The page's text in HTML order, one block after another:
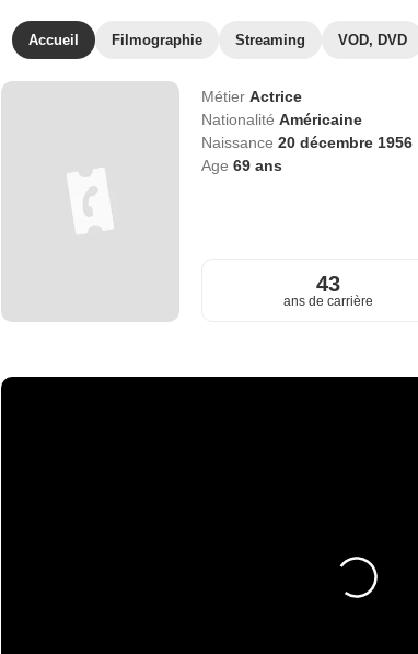
Accueil Filmographie Streaming VOD, DVD
Métier Actrice
Nationalité Américaine
Naissance 20 décembre 1956
Age 69ans
43
ans de carrière